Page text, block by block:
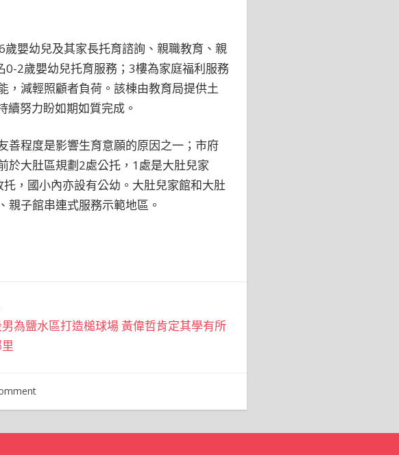
嬰幼兒及其家長托育諮詢、親職教育、親
2歲嬰幼兒托育服務；3樓為家庭福利服務
，減輕照顧者負荷。該棟由教育局提供土
努力盼如期如質完成。
善程度是影響生育意願的原因之一；市府
於大肚區規劃2處公托，1處是大肚兒家
，國小內亦設有公幼。大肚兒家館和大肚
子館串連式服務示範地區。
為鹽水區打造槌球場 黃偉哲肯定其學有所